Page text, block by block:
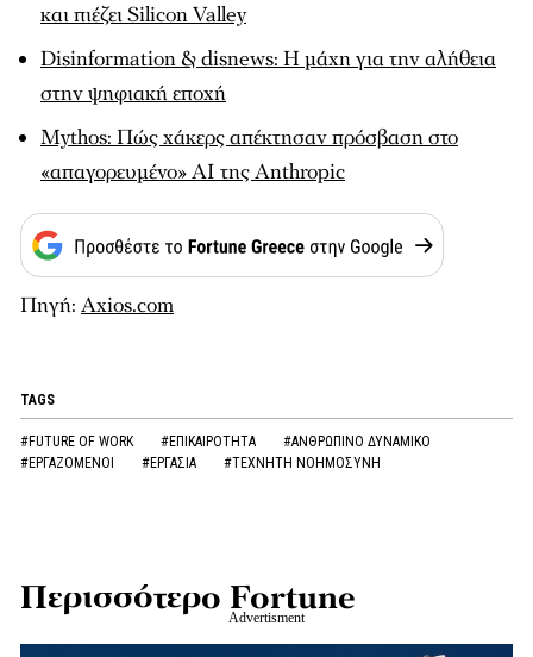
και πιέζει Silicon Valley
Disinformation & disnews: Η μάχη για την αλήθεια
στην ψηφιακή εποχή
Mythos: Πώς χάκερς απέκτησαν πρόσβαση στο
«απαγορευμένο» AI της Anthropic
Πηγή: Axios.com
TAGS
#FUTURE OF WORK #ΕΠΙΚΑΙΡΟΤΗΤΑ
#ΑΝΘΡΩΠΙΝΟ ΔΥΝΑΜΙΚΟ
#ΕΡΓΑΖΟΜΕΝΟΙ
#ΕΡΓΑΣΙΑ #ΤΕΧΝΗΤΗ ΝΟΗΜΟΣΥΝΗ
Περισσότερο Fortune